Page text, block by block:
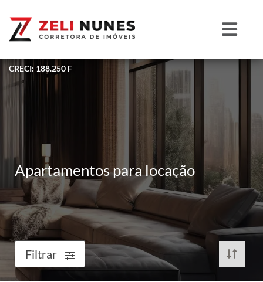
CRECI: 188.250 F
Apartamentos para locação
Filtrar